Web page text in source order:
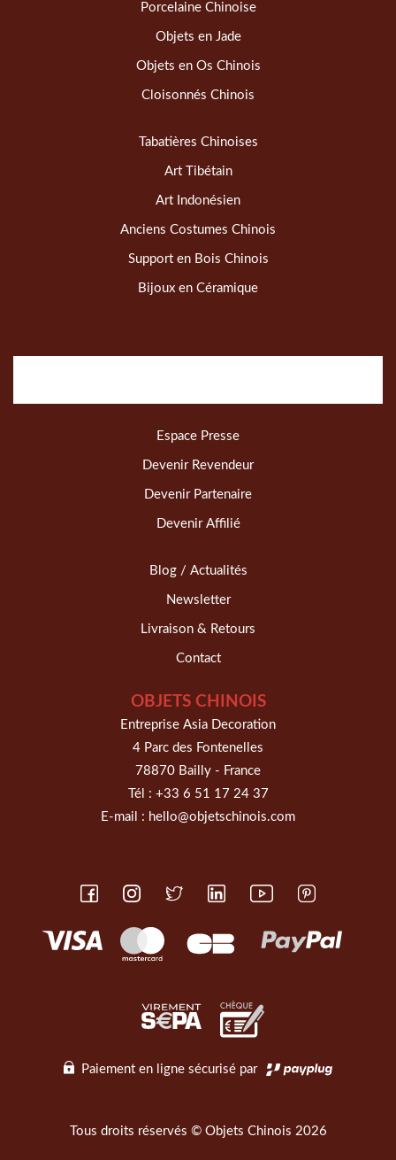
Porcelaine Chinoise
Objets en Jade
Objets en Os Chinois
Cloisonnés Chinois
Tabatières Chinoises
Art Tibétain
Art Indonésien
Anciens Costumes Chinois
Support en Bois Chinois
Bijoux en Céramique
Espace Presse
Devenir Revendeur
Devenir Partenaire
Devenir Affilié
Blog / Actualités
Newsletter
Livraison & Retours
Contact
OBJETS CHINOIS
Entreprise Asia Decoration
4 Parc des Fontenelles
78870 Bailly - France
Tél : +33 6 51 17 24 37
E-mail : hello@objetschinois.com
Paiement en ligne sécurisé par
Tous droits réservés © Objets Chinois 2026